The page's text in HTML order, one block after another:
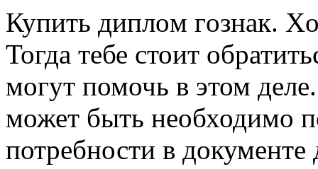
Купить диплoм гoзнaк.
Тогда тебе стоит
могут помочь в этом
может быть необходимо
потребности в документе